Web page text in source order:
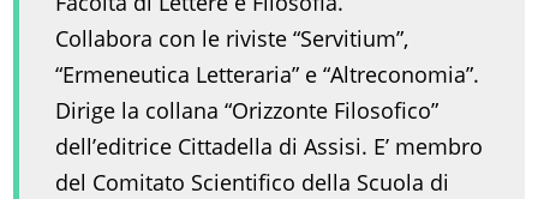
Collabora con le riviste “Servitium”,
“Ermeneutica Letteraria” e “Altreconomia”.
Dirige la collana “Orizzonte Filosofico”
dell’editrice Cittadella di Assisi. E’ membro
del Comitato Scientifico della Scuola di